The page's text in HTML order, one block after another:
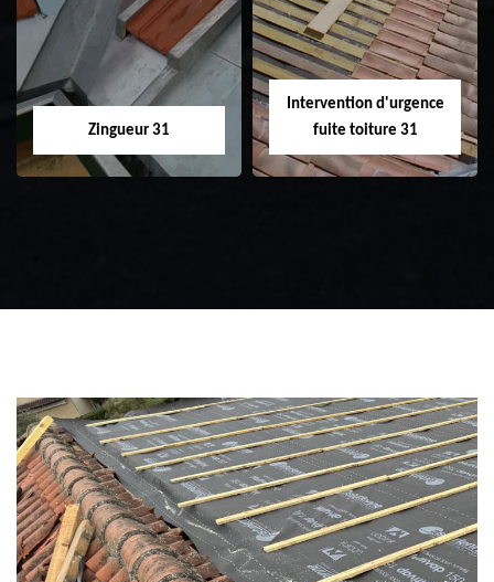
31
toiture 31
Zingueur 31
Intervention d'urgence
fuite toiture 31